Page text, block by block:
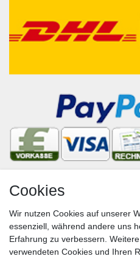
Newsletter
VORNAME
Newsletter
Cookies
Wir nutzen Cookies auf unserer
essenziell, während andere uns
Erfahrung zu verbessern.
verwendeten Cookies und Ihren